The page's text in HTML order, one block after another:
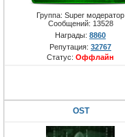
Группа: Super модератор
Сообщений: 13528
Награды: 8860
Репутация: 32767
Статус: Оффлайн
OST